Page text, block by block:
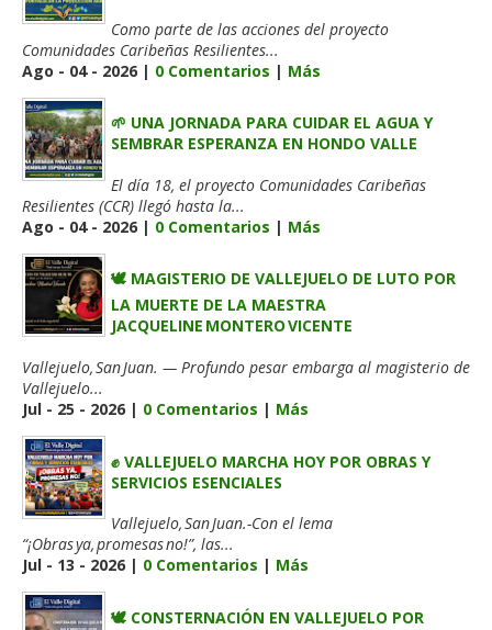
Como parte de las acciones del proyecto
Comunidades Caribeñas Resilientes...
Ago - 04 - 2026 | 0 Comentarios | Más
🌱 UNA JORNADA PARA CUIDAR EL AGUA Y
SEMBRAR ESPERANZA EN HONDO VALLE
El día 18, el proyecto Comunidades Caribeñas
Resilientes (CCR) llegó hasta la...
Ago - 04 - 2026 | 0 Comentarios | Más
🕊️ MAGISTERIO DE VALLEJUELO DE LUTO POR
LA MUERTE DE LA MAESTRA
JACQUELINE MONTERO VICENTE
Vallejuelo, San Juan. — Profundo pesar embarga al magisterio de
Vallejuelo...
Jul - 25 - 2026 | 0 Comentarios | Más
✊ VALLEJUELO MARCHA HOY POR OBRAS Y
SERVICIOS ESENCIALES
Vallejuelo, San Juan.-Con el lema
“¡Obras ya, promesas no!”, las...
Jul - 13 - 2026 | 0 Comentarios | Más
🕊️ CONSTERNACIÓN EN VALLEJUELO POR